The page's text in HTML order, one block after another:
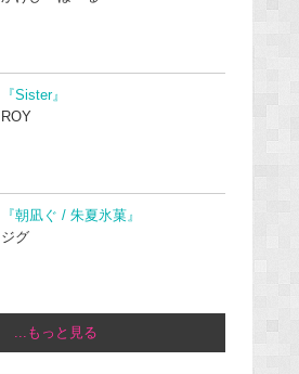
『Sister』
ROY
『朝凪ぐ / 朱夏氷菓』
ジグ
...もっと見る